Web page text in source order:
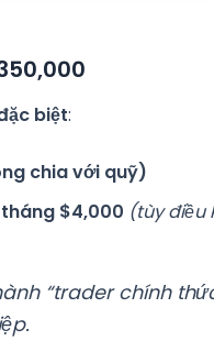
biệt:
chia với quỹ)
$4,000 (tùy điều
“trader chính